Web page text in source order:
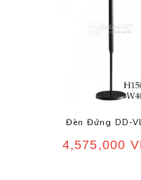
Đèn Đứng DD-
4,575,000